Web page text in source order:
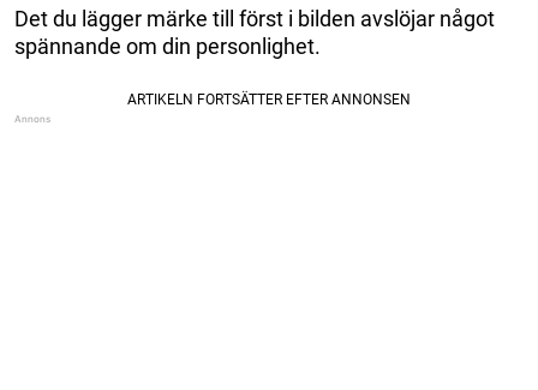
Det du lägger märke till först i bilden avslöjar något
spännande om din personlighet.